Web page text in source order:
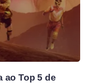
ao Top 5 de